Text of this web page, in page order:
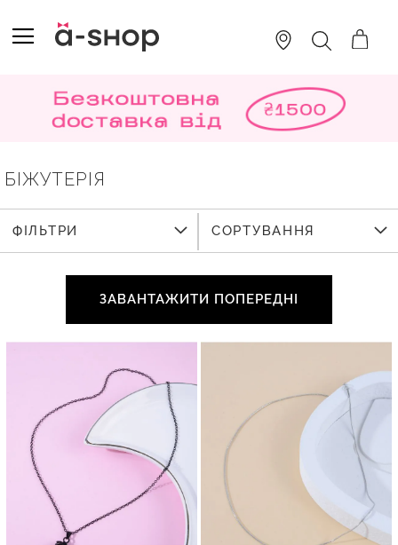
TO
CONTENT
ПОШУК
БІЖУТЕРІЯ
ЗАВАНТАЖИТИ ПОПЕРЕДНІ
ФІЛЬТРИ СОРТУВАННЯ